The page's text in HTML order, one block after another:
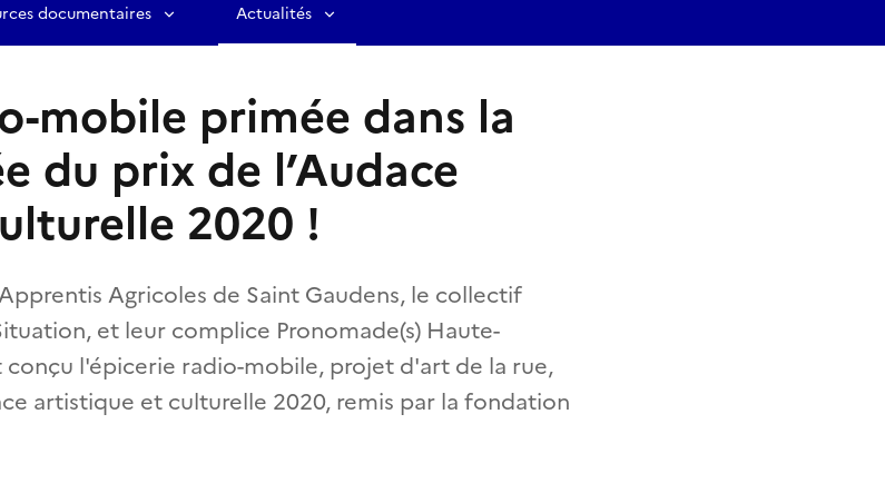
documentaires Actualités
mobile primée dans la
du prix de l’Audace
2020 !
Agricoles de Saint Gaudens, le collectif
et leur complice Pronomade(s) Haute-
l'épicerie radio-mobile, projet d'art de la rue,
artistique et culturelle 2020, remis par la fondation